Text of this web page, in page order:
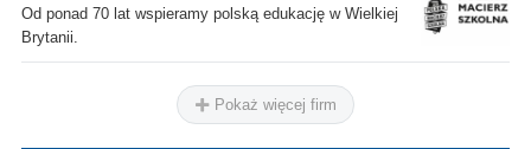
Od ponad 70 lat wspieramy polską edukację w Wielkiej
Brytanii.
Pokaż więcej firm